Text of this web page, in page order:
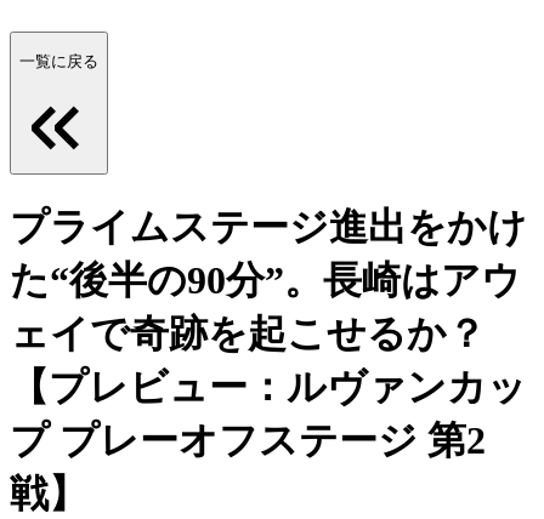
一覧に戻る
プライムステージ進出をかけ
た“後半の90分”。長崎はアウ
ェイで奇跡を起こせるか？
【プレビュー：ルヴァンカッ
プ プレーオフステージ 第2
戦】